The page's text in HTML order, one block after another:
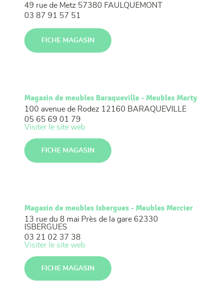
49 rue de Metz 57380 FAULQUEMONT
03 87 91 57 51
FICHE MAGASIN
Magasin de meubles Baraqueville - Meubles Marty
100 avenue de Rodez 12160 BARAQUEVILLE
05 65 69 01 79
Visiter le site web
FICHE MAGASIN
Magasin de meubles Isbergues - Meubles Mercier
13 rue du 8 mai Près de la gare 62330
ISBERGUES
03 21 02 37 38
Visiter le site web
FICHE MAGASIN